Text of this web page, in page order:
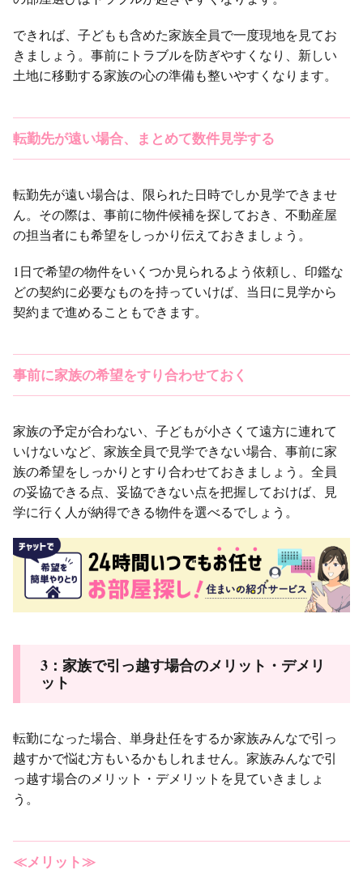
できれば、子どもも含めた家族全員で一度現地を見てお
きましょう。事前にトラブルを防ぎやすくなり、新しい
土地に移動する家族の心の準備も整いやすくなります。
転勤先が遠い場合、まとめて数件見学する
転勤先が遠い場合は、限られた日時でしか見学できませ
ん。その際は、事前に物件候補を探しておき、不動産屋
の担当者にも希望をしっかり伝えておきましょう。
1日で希望の物件をいくつか見られるよう依頼し、印鑑な
どの契約に必要なものを持っていけば、当日に見学から
契約まで進めることもできます。
事前に家族の希望をすり合わせておく
家族の予定が合わない、子どもが小さくて遠方に連れて
いけないなど、家族全員で見学できない場合、事前に家
族の希望をしっかりとすり合わせておきましょう。全員
の妥協できる点、妥協できない点を把握しておけば、見
学に行く人が納得できる物件を選べるでしょう。
3：家族で引っ越す場合のメリット・デメリ
ット
転勤になった場合、単身赴任をするか家族みんなで引っ
越すかで悩む方もいるかもしれません。家族みんなで引
っ越す場合のメリット・デメリットを見ていきましょ
う。
≪メリット≫